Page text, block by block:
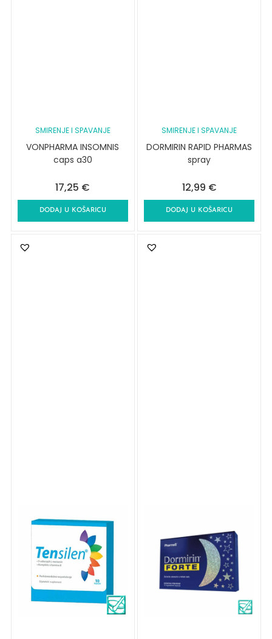
SMIRENJE I SPAVANJE
VONPHARMA INSOMNIS
caps a30
17,25 €
DODAJ U KOŠARICU
SMIRENJE I SPAVANJE
DORMIRIN RAPID PHARMAS
spray
12,99 €
DODAJ U KOŠARICU